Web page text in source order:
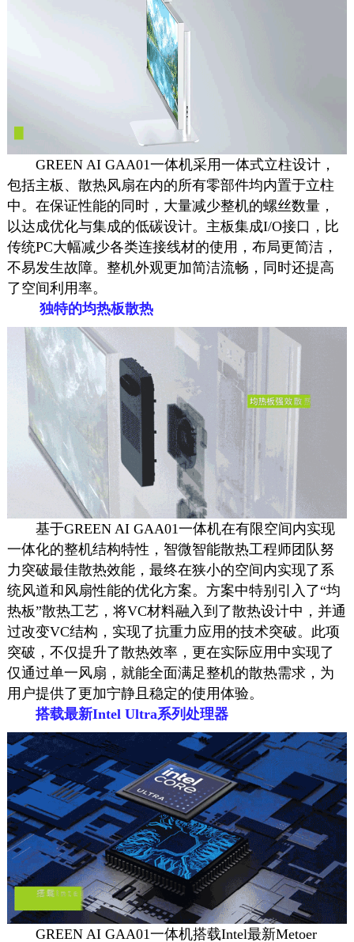
GREEN AI GAA01一体机采用一体式立柱设计，
包括主板、散热风扇在内的所有零部件均内置于立柱
中。在保证性能的同时，大量减少整机的螺丝数量，
以达成优化与集成的低碳设计。主板集成I/O接口，比
传统PC大幅减少各类连接线材的使用，布局更简洁，
不易发生故障。整机外观更加简洁流畅，同时还提高
了空间利用率。
独特的均热板散热
基于GREEN AI GAA01一体机在有限空间内实现
一体化的整机结构特性，智微智能散热工程师团队努
力突破最佳散热效能，最终在狭小的空间内实现了系
统风道和风扇性能的优化方案。方案中特别引入了“均
热板”散热工艺，将VC材料融入到了散热设计中，并通
过改变VC结构，实现了抗重力应用的技术突破。此项
突破，不仅提升了散热效率，更在实际应用中实现了
仅通过单一风扇，就能全面满足整机的散热需求，为
用户提供了更加宁静且稳定的使用体验。
搭载最新Intel Ultra系列处理器
GREEN AI GAA01一体机搭载Intel最新Metoer